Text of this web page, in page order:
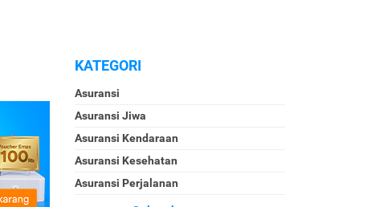
KATEGORI
Asuransi
Asuransi Jiwa
Asuransi Kendaraan
Asuransi Kesehatan
Asuransi Perjalanan